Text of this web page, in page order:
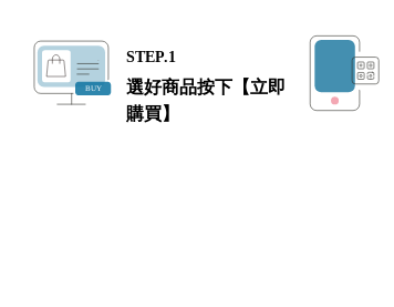
STEP.1
選好商品按下【立即
購買】